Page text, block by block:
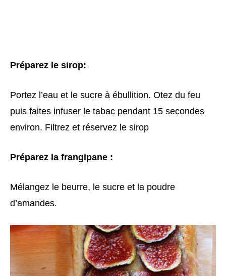
Préparez le sirop:
Portez l’eau et le sucre à ébullition. Otez du feu
puis faites infuser le tabac pendant 15 secondes
environ. Filtrez et réservez le sirop
Préparez la frangipane :
Mélangez le beurre, le sucre et la poudre
d’amandes.